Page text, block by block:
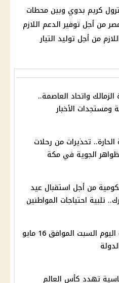
كريم بدوي وبين محطات
من أجل توفير الدعم اللازم
من أجل توليد التيار
الزمالك واتحاد العاصمة..
ومستجدات الأخبار
تحذيرات من رحلات
الجوية في مكة
من أجل استقبال عيد
تلبية احتياجات المواطنين
أخبار الحكومة اليوم السبت الموافق 16 مايو
تهدد كأس العالم